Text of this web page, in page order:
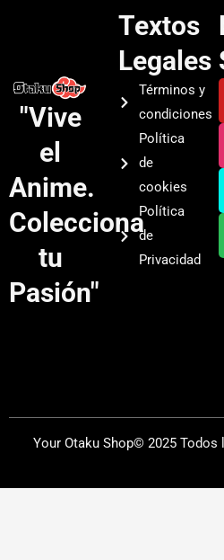
"Vive
el
Anime.
Colecciona
tu
Pasión"
Textos
Legales
Términos y
condiciones
Política
de
cookies
Política
de
Privacidad
Your Otaku Shop© 2025